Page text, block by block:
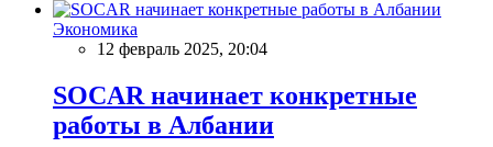
Экономика
12 февраль 2025, 20:04
SOCAR начинает конкретные
работы в Албании